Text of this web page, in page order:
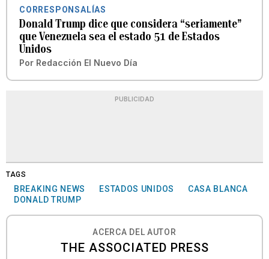
CORRESPONSALÍAS
Donald Trump dice que considera “seriamente”
que Venezuela sea el estado 51 de Estados
Unidos
Por Redacción El Nuevo Día
PUBLICIDAD
TAGS
BREAKING NEWS ESTADOS UNIDOS
CASA BLANCA
DONALD TRUMP
ACERCA DEL AUTOR
THE ASSOCIATED PRESS